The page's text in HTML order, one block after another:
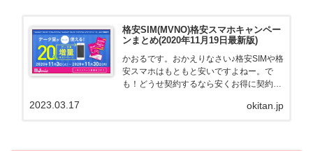
格安SIM(MVNO)格安スマホキャンペー
ンまとめ(2020年11月19日最新版)
かおるです。おかえりなさい♪格安SIMや格
安スマホはもともと安いですよねー。で
も！どうせ契約するなら安くお得に契約し
る自身も、そういう案件を常に狙ってます
okitan.jp
2023.03.17